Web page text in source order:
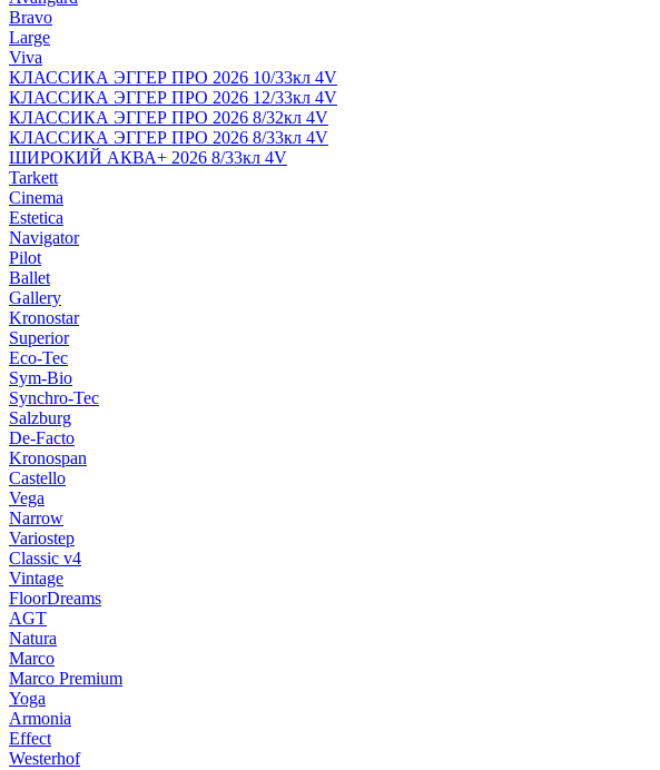
Bravo
Large
Viva
КЛАССИКА ЭГГЕР ПРО 2026 10/33кл 4V
КЛАССИКА ЭГГЕР ПРО 2026 12/33кл 4V
КЛАССИКА ЭГГЕР ПРО 2026 8/32кл 4V
КЛАССИКА ЭГГЕР ПРО 2026 8/33кл 4V
ШИРОКИЙ АКВА+ 2026 8/33кл 4V
Tarkett
Cinema
Estetica
Navigator
Pilot
Ballet
Gallery
Kronostar
Superior
Eco-Tec
Sym-Bio
Synchro-Tec
Salzburg
De-Facto
Kronospan
Castello
Vega
Narrow
Variostep
Classic v4
Vintage
FloorDreams
AGT
Natura
Marco
Marco Premium
Yoga
Armonia
Effect
Westerhof